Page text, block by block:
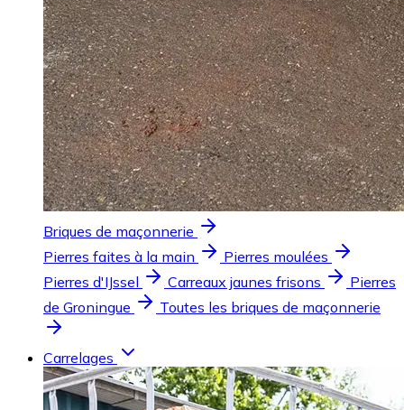
Briques de maçonnerie
Pierres faites à la main
Pierres moulées
Pierres d'IJssel
Carreaux jaunes frisons
Pierres
de Groningue
Toutes les briques de maçonnerie
Carrelages